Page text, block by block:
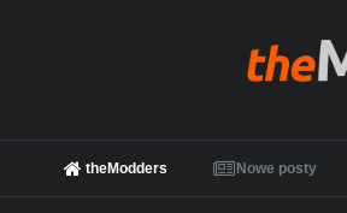
theModders Nowe posty